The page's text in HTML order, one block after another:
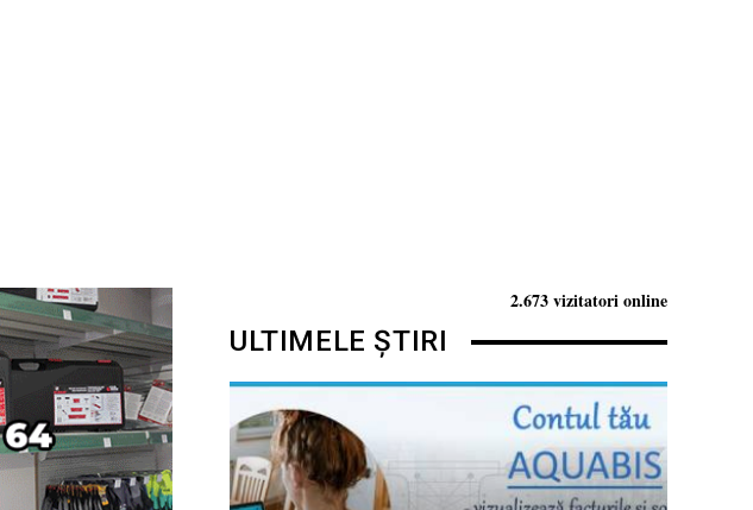
2.673 vizitatori online
ULTIMELE ȘTIRI